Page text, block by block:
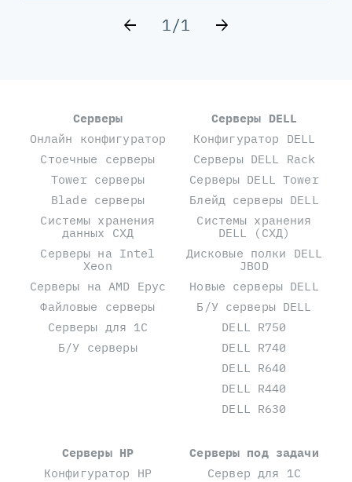
1/1
Серверы
Онлайн конфигуратор
Стоечные серверы
Tower серверы
Blade серверы
Системы хранения
данных СХД
Серверы на Intel
Xeon
Серверы на AMD Epyc
Файловые серверы
Серверы для 1С
Б/У серверы
Серверы DELL
Конфигуратор DELL
Серверы DELL Rack
Серверы DELL Tower
Блейд серверы DELL
Системы хранения
DELL (СХД)
Дисковые полки DELL
JBOD
Новые серверы DELL
Б/У серверы DELL
DELL R750
DELL R740
DELL R640
DELL R440
DELL R630
Серверы HP
Конфигуратор HP
Серверы под задачи
Сервер для 1С